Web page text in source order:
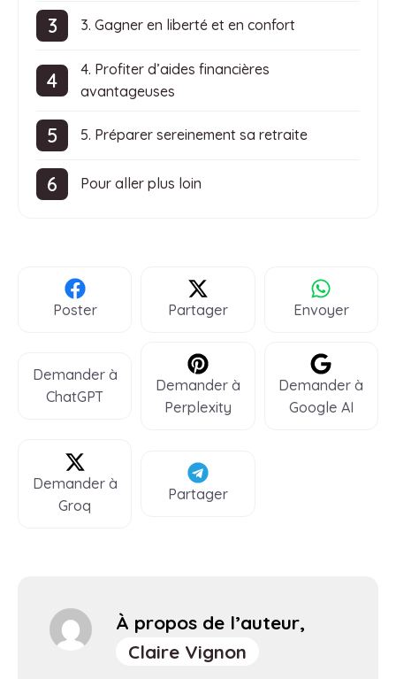
3. Gagner en liberté et en confort
4. Profiter d’aides financières
avantageuses
5. Préparer sereinement sa retraite
Pour aller plus loin
Poster Partager Envoyer
Demander à
ChatGPT
Demander à
Perplexity
Demander à
Google AI
Demander à
Groq
Partager
À propos de l’auteur,
Claire Vignon